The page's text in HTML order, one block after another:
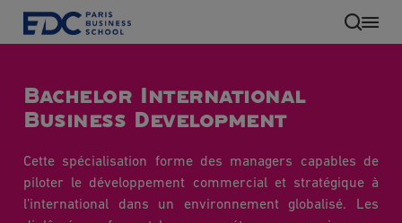
Aller
Bachelor International
Business Development
Cette spécialisation forme des managers capables de
piloter le développement commercial et stratégique à
l’international dans un environnement globalisé. Les